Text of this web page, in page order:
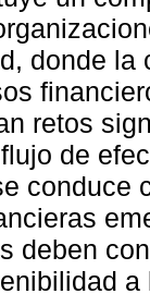
donde
retos
de
conduce
deben